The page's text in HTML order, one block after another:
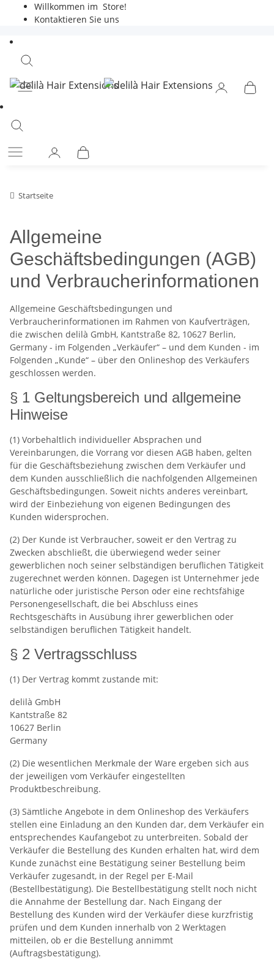
Willkommen im Store!
Kontaktieren Sie uns
Startseite
Allgemeine
Geschäftsbedingungen (AGB)
und Verbraucherinformationen
Allgemeine Geschäftsbedingungen und
Verbraucherinformationen im Rahmen von Kaufverträgen,
die zwischen delilà GmbH, Kantstraße 82, 10627 Berlin,
Germany - im Folgenden „Verkäufer“ – und dem Kunden - im
Folgenden „Kunde“ – über den Onlineshop des Verkäufers
geschlossen werden.
§ 1 Geltungsbereich und allgemeine
Hinweise
(1) Vorbehaltlich individueller Absprachen und
Vereinbarungen, die Vorrang vor diesen AGB haben, gelten
für die Geschäftsbeziehung zwischen dem Verkäufer und
dem Kunden ausschließlich die nachfolgenden Allgemeinen
Geschäftsbedingungen. Soweit nichts anderes vereinbart,
wird der Einbeziehung von eigenen Bedingungen des
Kunden widersprochen.
(2) Der Kunde ist Verbraucher, soweit er den Vertrag zu
Zwecken abschließt, die überwiegend weder seiner
gewerblichen noch seiner selbständigen beruflichen Tätigkeit
zugerechnet werden können. Dagegen ist Unternehmer jede
natürliche oder juristische Person oder eine rechtsfähige
Personengesellschaft, die bei Abschluss eines
Rechtsgeschäfts in Ausübung ihrer gewerblichen oder
selbständigen beruflichen Tätigkeit handelt.
§ 2 Vertragsschluss
(1) Der Vertrag kommt zustande mit:
delilà GmbH
Kantstraße 82
10627 Berlin
Germany
(2) Die wesentlichen Merkmale der Ware ergeben sich aus
der jeweiligen vom Verkäufer eingestellten
Produktbeschreibung.
(3) Sämtliche Angebote in dem Onlineshop des Verkäufers
stellen eine Einladung an den Kunden dar, dem Verkäufer ein
entsprechendes Kaufangebot zu unterbreiten. Sobald der
Verkäufer die Bestellung des Kunden erhalten hat, wird dem
Kunde zunächst eine Bestätigung seiner Bestellung beim
Verkäufer zugesandt, in der Regel per E-Mail
(Bestellbestätigung). Die Bestellbestätigung stellt noch nicht
die Annahme der Bestellung dar. Nach Eingang der
Bestellung des Kunden wird der Verkäufer diese kurzfristig
prüfen und dem Kunden innerhalb von 2 Werktagen
mitteilen, ob er die Bestellung annimmt
(Auftragsbestätigung).